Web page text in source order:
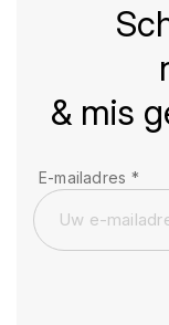
& mis
E-mailadres *